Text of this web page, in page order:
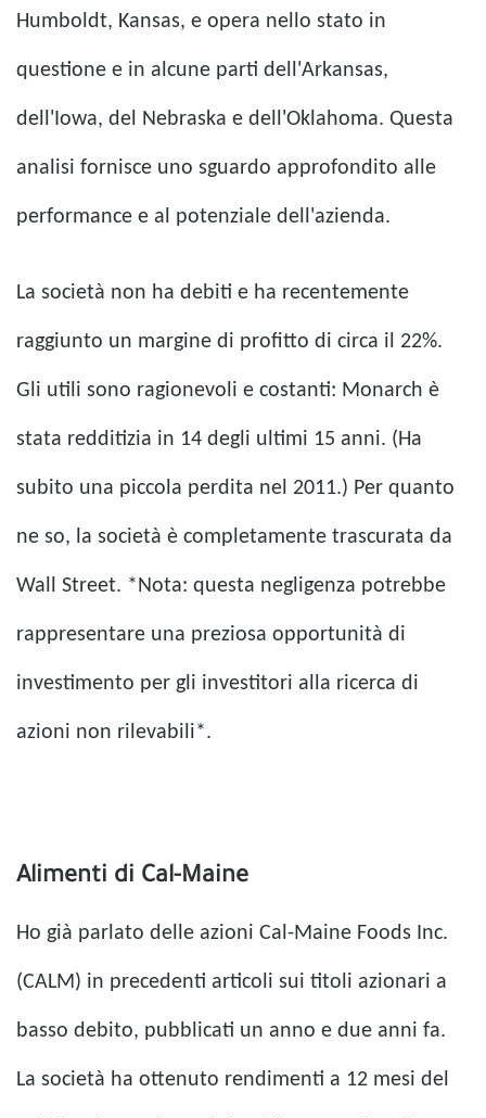
Humboldt, Kansas, e opera nello stato in
questione e in alcune parti dell'Arkansas,
dell'Iowa, del Nebraska e dell'Oklahoma. Questa
analisi fornisce uno sguardo approfondito alle
performance e al potenziale dell'azienda.
La società non ha debiti e ha recentemente
raggiunto un margine di profitto di circa il 22%.
Gli utili sono ragionevoli e costanti: Monarch è
stata redditizia in 14 degli ultimi 15 anni. (Ha
subito una piccola perdita nel 2011.) Per quanto
ne so, la società è completamente trascurata da
Wall Street. *Nota: questa negligenza potrebbe
rappresentare una preziosa opportunità di
investimento per gli investitori alla ricerca di
azioni non rilevabili*.
Alimenti di Cal-Maine
Ho già parlato delle azioni Cal-Maine Foods Inc.
(CALM) in precedenti articoli sui titoli azionari a
basso debito, pubblicati un anno e due anni fa.
La società ha ottenuto rendimenti a 12 mesi del